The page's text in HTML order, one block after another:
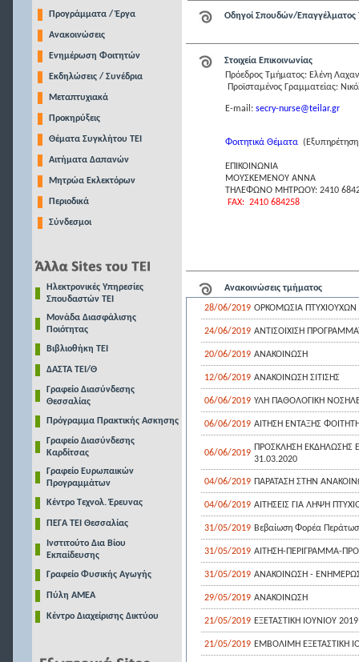
Προγράμματα / Έργα
Ανακοινώσεις
Ενημέρωση Φοιτητών
Εκδηλώσεις / Συνέδρια
Μεταπτυχιακά
Προκηρύξεις
Θέματα Συγκλήτου ΤΕΙ
Αιτήματα Δαπανών
Μητρώα Εκλεκτόρων
Περιοδικά
Σύνδεσμοι
Ηλεκτρονικές Υπηρεσίες
Σπουδαστών ΤΕΙ
Μονάδα Διασφάλισης
Ποιότητας
Βιβλιοθήκη ΤΕΙ
ΔΑΣΤΑ ΤΕΙ/Θ
Γραφείο Διασύνδεσης
Θεσσαλίας
Πρόγραμμα Πρακτικής Ασκησης
Γραφείο Διασύνδεσης
Καρδίτσας
Γραφείο Ευρωπαικών
Προγραμμάτων
Κέντρο Τεχνολ. Έρευνας
ΠΕΓΑ ΤΕΙ Θεσσαλίας
Ινστιτούτο Δια Βίου
Εκπαίδευσης
Γραφείο Φυσικής Αγωγής
Πύλη ΑΜΕΑ
Κέντρο Διαχείρισης Δικτύου
Οδηγoί Σπουδών/Επαγγέλματος
Στοιχεία Επικοινωνίας
Πρόεδρος Τμήματος: Ελένη
Προϊσταμένος Γραμματείας:
Ε-mail: secry-nurse@teilar.gr
Φοιτητικά Θέματα
ΕΠΙΚΟIΝΩΝΙΑ
ΜΟΥΣΚΕΜΕΝΟΥ ΑΝΝΑ
ΤΗΛΕΦΩΝΟ ΜΗΤΡΩΟΥ: 2410
FAX: 2410 684258
Ανακοινώσεις τμήματος
28/06/2019 ΟΡΚΟΜΩΣΙΑ ΠΤΥΧΙΟΥΧΩΝ
24/06/2019 ΑΝΤΙΣΟΙΧΙΣΗ
20/06/2019 ANAKOINΩΣΗ
12/06/2019 AΝΑΚΟΙΝΩΣΗ ΣΙΤΙΣΗΣ
06/06/2019 ΥΛΗ ΠΑΘΟΛΟΓΙΚΗ
06/06/2019 ΑΙΤΗΣΗ ΕΝΤΑΞΗΣ
06/06/2019
ΠΡΟΣΚΛΗΣΗ ΕΚΔΗΛΩΣΗΣ
31.03.2020
04/06/2019 ΠΑΡΑΤΑΣΗ ΣΤΗΝ
04/06/2019 AITHΣΕΙΣ ΓΙΑ ΛΗΨΗ
31/05/2019 Βεβαίωση Φορέα
31/05/2019 ΑΙΤΗΣΗ-ΠΕΡΙΓΡΑΜΜΑ-
31/05/2019 ΑΝΑΚΟΙΝΩΣΗ -
29/05/2019 ΑΝΑΚΟΙΝΩΣΗ
21/05/2019 ΕΞΕΤΑΣΤΙΚΗ ΙΟΥΝΙΟΥ 2019
21/05/2019 ΕΜΒΟΛΙΜΗ ΕΞΕΤΑΣΤΙΚΗ